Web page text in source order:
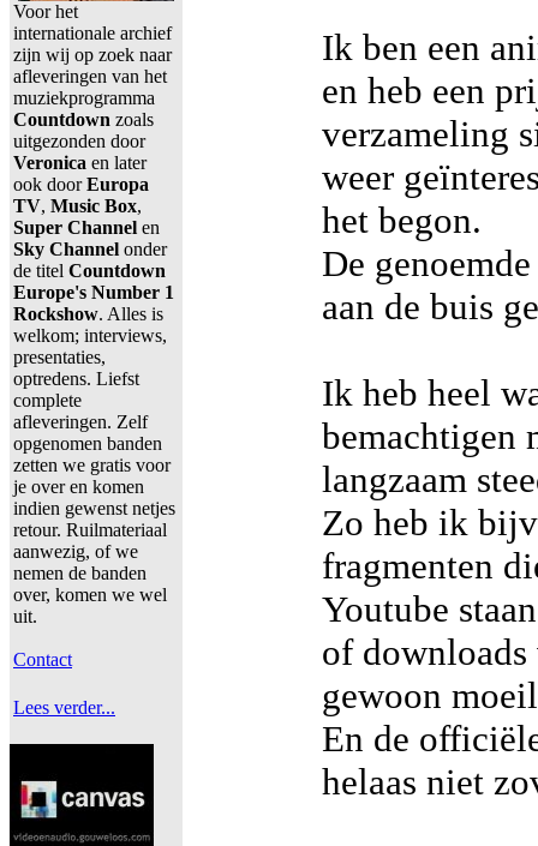
Voor het
internationale archief
zijn wij op zoek naar
afleveringen van het
muziekprogramma
Countdown zoals
uitgezonden door
Veronica en later
ook doorEuropa
TV, Music Box,
Super Channel en
Sky Channel onder
de titel Countdown
Europe's Number 1
Rockshow. Alles is
welkom; interviews,
presentaties,
optredens. Liefst
complete
afleveringen. Zelf
opgenomen banden
zetten we gratis voor
je over en komen
indien gewenst netjes
retour. Ruilmateriaal
aanwezig, of we
nemen de banden
over, komen we wel
uit.
Contact
Lees verder...
Ik ben een
en heb een
verzameling
weer
het begon.
De
aan de buis
Ik heb heel
bemachtigen
langzaam
Zo heb ik
fragmenten
Youtube
of
gewoon
En de
helaas niet